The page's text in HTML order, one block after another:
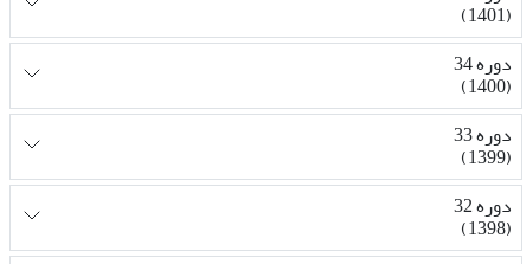
(1401)
دوره 34
(1400)
دوره 33
(1399)
دوره 32
(1398)